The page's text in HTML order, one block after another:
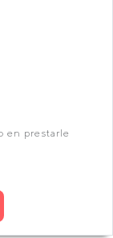
en prestarle